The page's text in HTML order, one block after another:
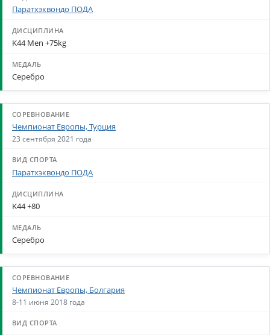
Паратхэквондо ПОДА
K44 Men +75kg
Серебро
Чемпионат Европы, Турция
23 сентября 2021 года
Паратхэквондо ПОДА
K44 +80
Серебро
Чемпионат Европы, Болгария
8-11 июня 2018 года